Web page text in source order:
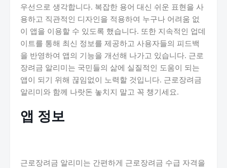
우선으로 생각합니다. 복잡한 용어 대신 쉬운 표현을 사
용하고 직관적인 디자인을 적용하여 누구나 어려움 없
이 앱을 이용할 수 있도록 했습니다. 또한 지속적인 업데
이트를 통해 최신 정보를 제공하고 사용자들의 피드백
을 반영하여 앱의 기능을 개선해 나가고 있습니다. 근로
장려금 알리미는 국민들의 삶에 실질적인 도움이 되는
앱이 되기 위해 끊임없이 노력할 것입니다. 근로장려금
알리미와 함께 나랏돈 놓치지 말고 꼭 챙기세요.
앱 정보
근로장려금 알리미는 간편하게 근로장려금 수급 자격을